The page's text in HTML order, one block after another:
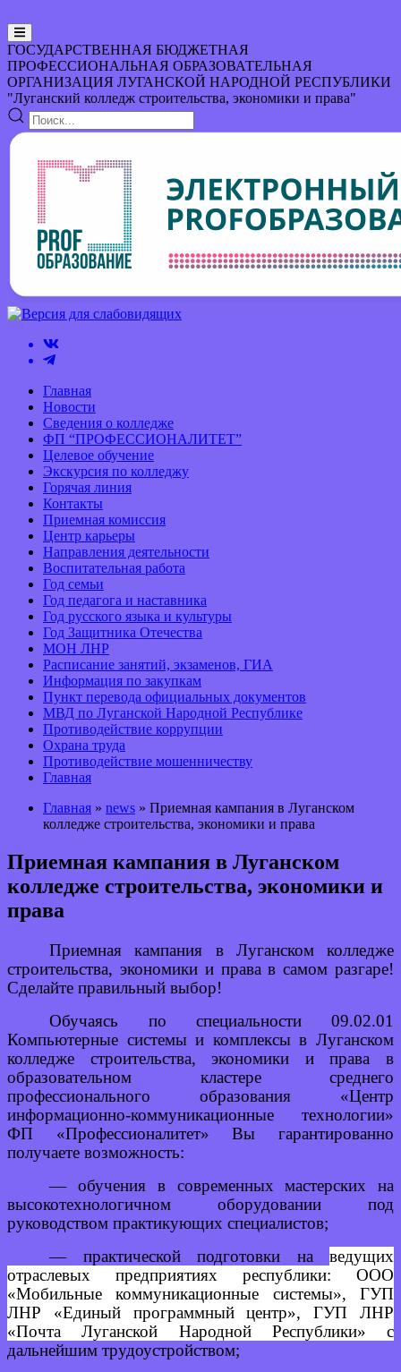
ГОСУДАРСТВЕННАЯ БЮДЖЕТНАЯ
ПРОФЕССИОНАЛЬНАЯ ОБРАЗОВАТЕЛЬНАЯ
ОРГАНИЗАЦИЯ ЛУГАНСКОЙ НАРОДНОЙ РЕСПУБЛИКИ
"Луганский колледж строительства, экономики и права"
Главная
Новости
Сведения о колледже
ФП “ПРОФЕССИОНАЛИТЕТ”
Целевое обучение
Экскурсия по колледжу
Горячая линия
Контакты
Приемная комиссия
Центр карьеры
Направления деятельности
Воспитательная работа
Год семьи
Год педагога и наставника
Год русского языка и культуры
Год Защитника Отечества
МОН ЛНР
Расписание занятий, экзаменов, ГИА
Информация по закупкам
Пункт перевода официальных документов
МВД по Луганской Народной Республике
Противодействие коррупции
Охрана труда
Противодействие мошенничеству
Главная
Главная » news » Приемная кампания в Луганском
колледже строительства, экономики и права
Приемная кампания в Луганском
колледже строительства, экономики и
права
Приемная кампания в Луганском колледже
строительства, экономики и права в самом разгаре!
Сделайте правильный выбор!
Обучаясь по специальности 09.02.01
Компьютерные системы и комплексы в Луганском
колледже строительства, экономики и права в
образовательном кластере среднего
профессионального образования «Центр
информационно-коммуникационные технологии»
ФП «Профессионалитет» Вы гарантированно
получаете возможность:
— обучения в современных мастерских на
высокотехнологичном оборудовании под
руководством практикующих специалистов;
— практической подготовки на ведущих
отраслевых предприятиях республики: ООО
«Мобильные коммуникационные системы», ГУП
ЛНР «Единый программный центр», ГУП ЛНР
«Почта Луганской Народной Республики» с
дальнейшим трудоустройством;